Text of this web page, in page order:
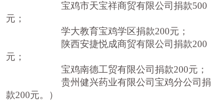
宝鸡市天宝祥商贸有限公司捐款500
元；
学大教育宝鸡学区捐款200元；
陕西安捷悦成商贸有限公司捐款200
元；
宝鸡南德工贸有限公司捐款200元；
贵州健兴药业有限公司宝鸡分公司捐
款200元。）